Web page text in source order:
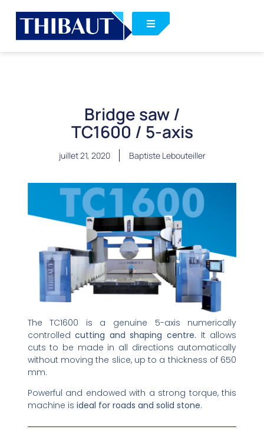
Bridge saw /
TC1600 / 5-axis
juillet 21, 2020 Baptiste Lebouteiller
The TC1600 is a genuine 5-axis numerically
controlledcutting and shaping centre. It allows
cuts to be made in all directions automatically
without moving the slice, up to a thickness of 650
mm.
Powerful and endowed with a strong torque, this
machine is ideal for roads and solid stone.